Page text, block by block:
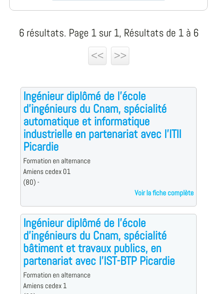
6 résultats. Page 1 sur 1, Résultats de 1 à 6
<<
>>
Ingénieur diplômé de l'école
d'ingénieurs du Cnam, spécialité
automatique et informatique
industrielle en partenariat avec l'ITII
Picardie
Formation en alternance
Amiens cedex 01
(80) -
Voir la fiche complète
Ingénieur diplômé de l'école
d'ingénieurs du Cnam, spécialité
bâtiment et travaux publics, en
partenariat avec l'IST-BTP Picardie
Formation en alternance
Amiens cedex 1